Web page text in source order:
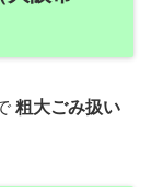
粗大ごみ扱い